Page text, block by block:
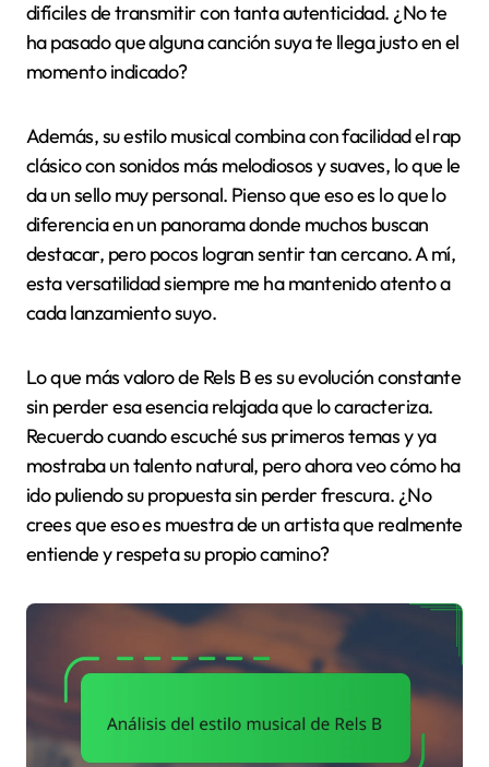
difíciles de transmitir con tanta autenticidad. ¿No te
ha pasado que alguna canción suya te llega justo en el
momento indicado?
Además, su estilo musical combina con facilidad el rap
clásico con sonidos más melodiosos y suaves, lo que le
da un sello muy personal. Pienso que eso es lo que lo
diferencia en un panorama donde muchos buscan
destacar, pero pocos logran sentir tan cercano. A mí,
esta versatilidad siempre me ha mantenido atento a
cada lanzamiento suyo.
Lo que más valoro de Rels B es su evolución constante
sin perder esa esencia relajada que lo caracteriza.
Recuerdo cuando escuché sus primeros temas y ya
mostraba un talento natural, pero ahora veo cómo ha
ido puliendo su propuesta sin perder frescura. ¿No
crees que eso es muestra de un artista que realmente
entiende y respeta su propio camino?